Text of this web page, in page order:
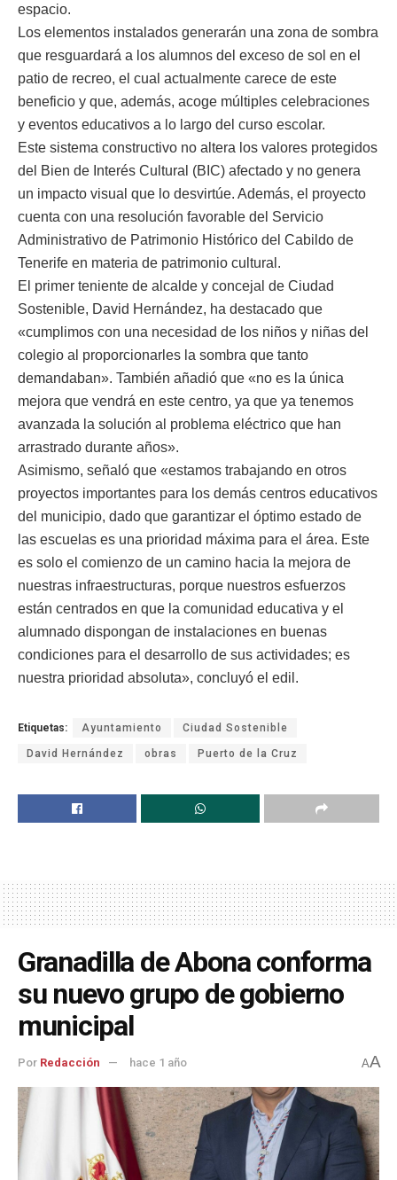
espacio.
Los elementos instalados generarán una zona de sombra
que resguardará a los alumnos del exceso de sol en el
patio de recreo, el cual actualmente carece de este
beneficio y que, además, acoge múltiples celebraciones
y eventos educativos a lo largo del curso escolar.
Este sistema constructivo no altera los valores protegidos
del Bien de Interés Cultural (BIC) afectado y no genera
un impacto visual que lo desvirtúe. Además, el proyecto
cuenta con una resolución favorable del Servicio
Administrativo de Patrimonio Histórico del Cabildo de
Tenerife en materia de patrimonio cultural.
El primer teniente de alcalde y concejal de Ciudad
Sostenible, David Hernández, ha destacado que
«cumplimos con una necesidad de los niños y niñas del
colegio al proporcionarles la sombra que tanto
demandaban». También añadió que «no es la única
mejora que vendrá en este centro, ya que ya tenemos
avanzada la solución al problema eléctrico que han
arrastrado durante años».
Asimismo, señaló que «estamos trabajando en otros
proyectos importantes para los demás centros educativos
del municipio, dado que garantizar el óptimo estado de
las escuelas es una prioridad máxima para el área. Este
es solo el comienzo de un camino hacia la mejora de
nuestras infraestructuras, porque nuestros esfuerzos
están centrados en que la comunidad educativa y el
alumnado dispongan de instalaciones en buenas
condiciones para el desarrollo de sus actividades; es
nuestra prioridad absoluta», concluyó el edil.
Etiquetas: Ayuntamiento Ciudad Sostenible
David Hernández obras Puerto de la Cruz
Granadilla de Abona conforma
su nuevo grupo de gobierno
municipal
Por Redacción hace 1 año AA